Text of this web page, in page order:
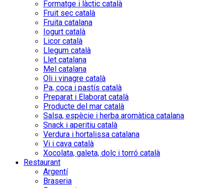
Formatge i làctic català
Fruit sec català
Fruita catalana
Iogurt català
Licor català
Llegum català
Llet catalana
Mel catalana
Oli i vinagre català
Pa, coca i pastís català
Preparat i Elaborat català
Producte del mar català
Salsa, espècie i herba aromàtica catalana
Snack i aperitiu català
Verdura i hortalissa catalana
Vi i cava català
Xocolata, galeta, dolç i torró català
Restaurant
Argentí
Braseria